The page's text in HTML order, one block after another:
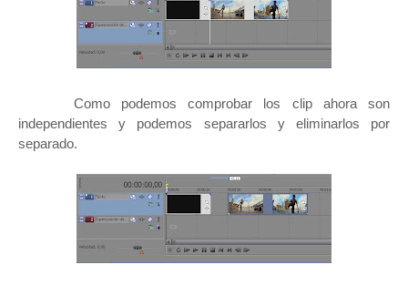
Como podemos comprobar los clip ahora son
independientes y podemos separarlos y eliminarlos por
separado.